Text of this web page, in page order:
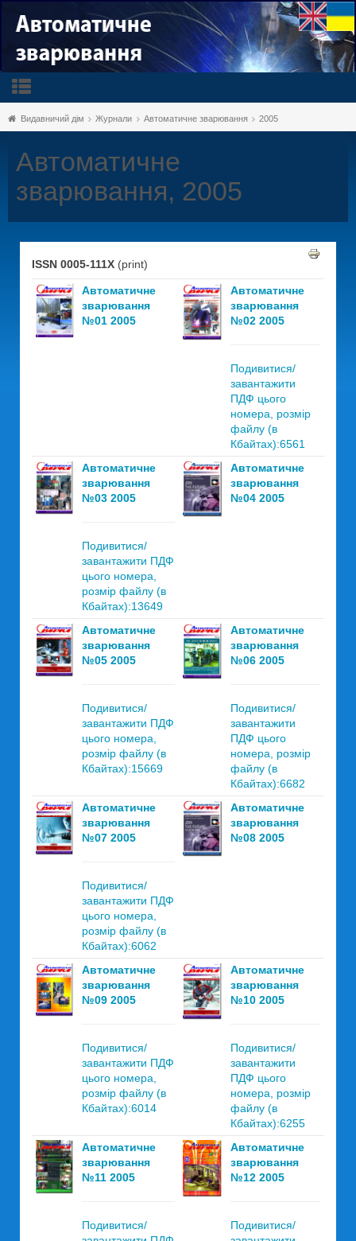
Видавничий дім Журнали Автоматичне зварювання 2005
Автоматичне
зварювання, 2005
ISSN 0005-111X (print)
Автоматичне
зварювання
№01 2005
Автоматичне
зварювання
№02 2005
Подивитися/
завантажити
ПДФ цього
номера, розмір
файлу (в
Кбайтах):6561
Автоматичне
зварювання
№03 2005
Подивитися/
завантажити ПДФ
цього номера,
розмір файлу (в
Кбайтах):13649
Автоматичне
зварювання
№04 2005
Автоматичне
зварювання
№05 2005
Подивитися/
завантажити ПДФ
цього номера,
розмір файлу (в
Кбайтах):15669
Автоматичне
зварювання
№06 2005
Подивитися/
завантажити
ПДФ цього
номера, розмір
файлу (в
Кбайтах):6682
Автоматичне
зварювання
№07 2005
Подивитися/
завантажити ПДФ
цього номера,
розмір файлу (в
Кбайтах):6062
Автоматичне
зварювання
№08 2005
Автоматичне
зварювання
№09 2005
Подивитися/
завантажити ПДФ
цього номера,
розмір файлу (в
Кбайтах):6014
Автоматичне
зварювання
№10 2005
Подивитися/
завантажити
ПДФ цього
номера, розмір
файлу (в
Кбайтах):6255
Автоматичне
зварювання
№11 2005
Подивитися/
Автоматичне
зварювання
№12 2005
Подивитися/